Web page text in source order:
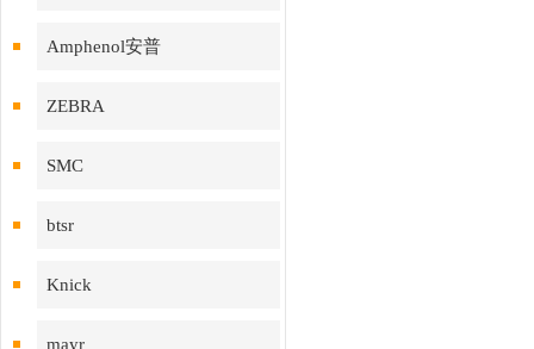
Amphenol安普
ZEBRA
SMC
btsr
Knick
mayr